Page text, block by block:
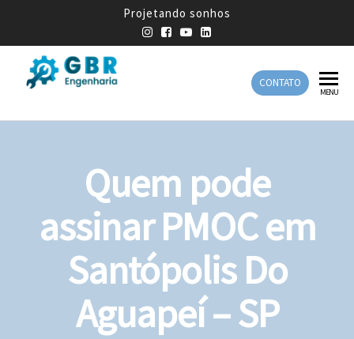
Projetando sonhos
Engenharia
Engenharia
CONTATO
MENU
Quem pode
assinar PMOC em
Santópolis Do
Aguapeí – SP